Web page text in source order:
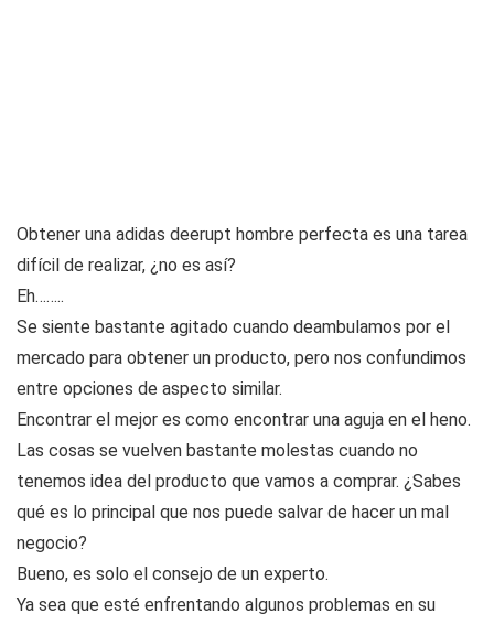
Obtener una adidas deerupt hombre perfecta es una tarea
difícil de realizar, ¿no es así?
Eh……..
Se siente bastante agitado cuando deambulamos por el
mercado para obtener un producto, pero nos confundimos
entre opciones de aspecto similar.
Encontrar el mejor es como encontrar una aguja en el heno.
Las cosas se vuelven bastante molestas cuando no
tenemos idea del producto que vamos a comprar. ¿Sabes
qué es lo principal que nos puede salvar de hacer un mal
negocio?
Bueno, es solo el consejo de un experto.
Ya sea que esté enfrentando algunos problemas en su